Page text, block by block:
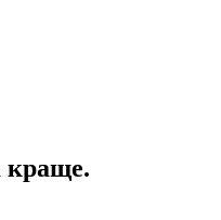
краще.